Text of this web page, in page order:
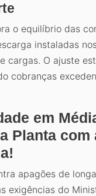
o equilíbrio das
instaladas
cargas. O ajuste
cobranças
em
Planta com
apagões de
exigências do